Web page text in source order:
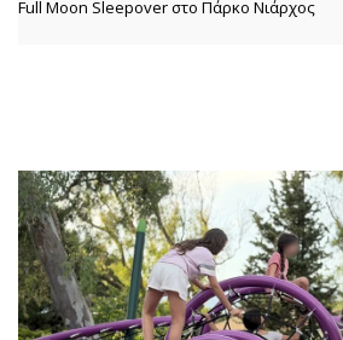
Full Moon Sleepover στο Πάρκο Νιάρχος